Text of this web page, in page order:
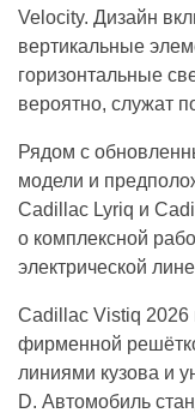
Velocity. Дизайн
вертикальные
горизонтальные
вероятно, служат
Рядом с
модели и
Cadillac Lyriq и
о комплексной
электрической
Cadillac Vistiq
фирменной
линиями кузова и
D. Автомобиль